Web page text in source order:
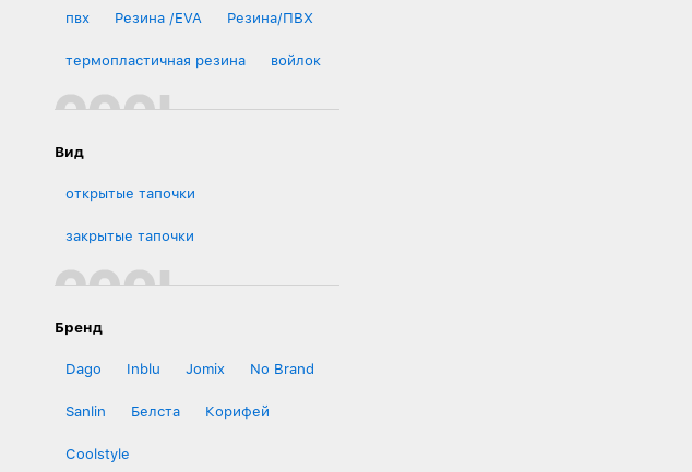
пвх Резина /EVA Резина/ПВХ
термопластичная резина войлок
Вид
открытые тапочки
закрытые тапочки
Бренд
Dago Inblu Jomix No Brand
Sanlin Белста Корифей
Сoolstyle